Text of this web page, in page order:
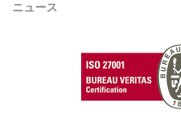
ニュース